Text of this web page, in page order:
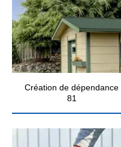
Création de dépendance
81